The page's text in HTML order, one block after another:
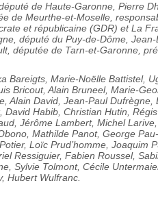
de Haute-Garonne, Pierre
de Meurthe-et-Moselle,
et républicaine (GDR) et La
député du Puy-de-Dôme,
députée de Tarn-et-Garonne,
Bareigts, Marie-Noëlle Battistel,
Bricout, Alain Bruneel, Marie-
Alain David, Jean-Paul Dufrègne,
Habib, Christian Hutin,
Jérôme Lambert, Michel
Mathilde Panot, George
Loïc Prud’homme, Joaquim
Ressiguier, Fabien Roussel,
Sylvie Tolmont, Cécile
Hubert Wulfranc.